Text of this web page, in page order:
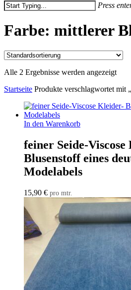
Press
Search
Farbe: mittlerer
Alle 2 Ergebnisse werden angezeigt
Startseite Produkte verschlagwortet mit
In den Warenkorb
feiner Seide-
Blusenstoff eines
Modelabels
15,90 € pro mtr.